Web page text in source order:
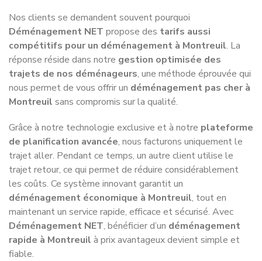
Nos clients se demandent souvent pourquoi
Déménagement NET propose des tarifs aussi
compétitifs pour un déménagement à Montreuil. La
réponse réside dans notre gestion optimisée des
trajets de nos déménageurs, une méthode éprouvée qui
nous permet de vous offrir un déménagement pas cher à
Montreuil sans compromis sur la qualité.
Grâce à notre technologie exclusive et à notre plateforme
de planification avancée, nous facturons uniquement le
trajet aller. Pendant ce temps, un autre client utilise le
trajet retour, ce qui permet de réduire considérablement
les coûts. Ce système innovant garantit un
déménagement économique à Montreuil, tout en
maintenant un service rapide, efficace et sécurisé. Avec
Déménagement NET, bénéficier d’un déménagement
rapide à Montreuil à prix avantageux devient simple et
fiable.